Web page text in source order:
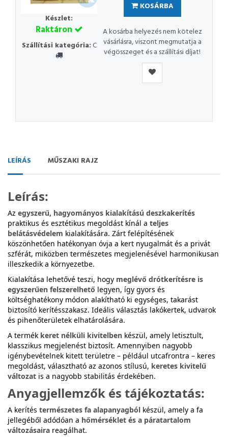
Készlet:
Raktáron
Szállítási kategória:C
KOSÁRBA
A kosárba helyezés nem kötelez
vásárlásra, viszont megmutatja a
végösszeget és a szállítási díjat!
LEÍRÁS MŰSZAKI RAJZ
Leírás:
Az egyszerű, hagyományos kialakítású deszkakerítés
praktikus és esztétikus megoldást kínál a teljes
belátásvédelem kialakítására. Zárt felépítésének
köszönhetően hatékonyan óvja a kert nyugalmát és a privát
szférát, miközben természetes megjelenésével harmonikusan
illeszkedik a környezetbe.
Kialakítása lehetővé teszi, hogy meglévő drótkerítésre is
egyszerűen felszerelhető legyen, így gyors és
költséghatékony módon alakítható ki egységes, takarást
biztosító kerítésszakasz. Ideális választás lakókertek, udvarok
és pihenőterületek elhatárolására.
A termék keret nélküli kivitelben készül, amely letisztult,
klasszikus megjelenést biztosít. Amennyiben nagyobb
igénybevételnek kitett területre – például utcafrontra – keres
megoldást, választható az azonos stílusú, keretes kivitelű
változat is a nagyobb stabilitás érdekében.
Anyagjellemzők és tájékoztatás:
A kerítés természetes fa alapanyagból készül, amely a fa
jellegéből adódóan a hőmérséklet és a páratartalom
változásaira reagálhat.